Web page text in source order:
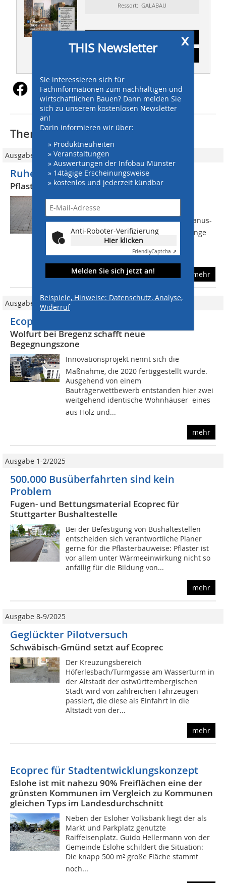
Ressort: GALABAU
Inhaltsverzeichnis
x
THIS Newsletter
Sie interessieren sich für
Fachinformationen zum nachhaltigen und
wirtschaftlichen Bauen? Dann melden Sie
sich zu unserem kostenlosen Newsletter
an!
Darin informieren wir über:
» Produktneuheiten
» Veranstaltungen
» Auswertungen der Infobau Münster
» 14tägige Erscheinungsweise
» kostenlos und jederzeit kündbar
Anti-Roboter-Verifizierung
Hier klicken
FriendlyCaptcha ⇗
Melden Sie sich jetzt an!
Beispiele, Hinweise: Datenschutz, Analyse,
Widerruf
Thematisch passende Artikel:
Ausgabe 05/2020
Ruhe dank Ecoprec
Pflasterfläche hält Busverkehr stand
Anfang der 90er Jahre wurde in der
Stadtrandgemeinde von Fulda die
innerörtliche Straßenverbindung Rabanus-
Maurus-Straße auf etwa 100 Meter Länge
mit einer acht Zentimeter dicken
Pflasterdecke...
mehr
Ausgabe 05/2021
Ecoprec für Innovationsprojekt
Wolfurt bei Bregenz schafft neue
Begegnungszone
Innovationsprojekt nennt sich die
Maßnahme, die 2020 fertiggestellt wurde.
Ausgehend von einem
Bauträgerwettbewerb entstanden hier zwei
weitgehend identische Wohnhäuser  eines
aus Holz und...
mehr
Ausgabe 1-2/2025
500.000 Busüberfahrten sind kein
Problem
Fugen- und Bettungsmaterial Ecoprec für
Stuttgarter Bushaltestelle
Bei der Befestigung von Bushaltestellen
entscheiden sich verantwortliche Planer
gerne für die Pflasterbauweise: Pflaster ist
vor allem unter Wärmeeinwirkung nicht so
anfällig für die Bildung von...
mehr
Ausgabe 8-9/2025
Geglückter Pilotversuch
Schwäbisch-Gmünd setzt auf Ecoprec
Der Kreuzungsbereich
Höferlesbach/Turmgasse am Wasserturm in
der Altstadt der ostwürttem­bergischen
Stadt wird von zahlreichen Fahrzeugen
passiert, die diese als Einfahrt in die
Altstadt von der...
mehr
Ecoprec für Stadtentwicklungskonzept
Eslohe ist mit nahezu 90% Freiflächen eine der
grünsten Kommunen im Vergleich zu Kommunen
gleichen Typs im Landesdurchschnitt
Neben der Esloher Volksbank liegt der als
Markt und Parkplatz genutzte
Raiffeisenplatz. Guido Hellermann von der
Gemeinde Eslohe schildert die Situation:
Die knapp 500 m² große Fläche stammt
noch...